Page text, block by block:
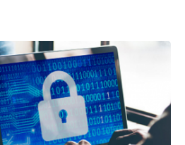
noile reguli pentru veniturile
fizice
operațiunilor valutare de capital
BNM va crește